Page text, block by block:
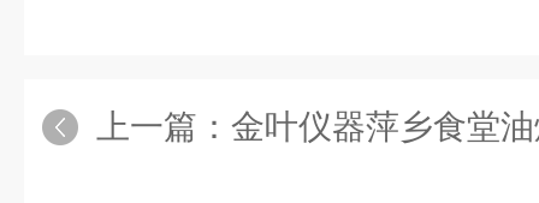
上一篇： 金叶仪器萍乡食堂油烟